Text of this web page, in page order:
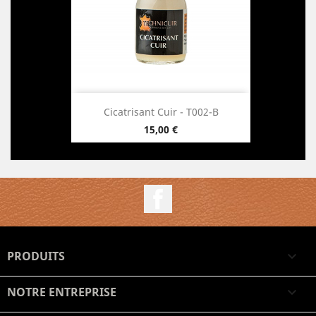
Cicatrisant Cuir - T002-B
Prix
15,00 €
Facebook
PRODUITS 
NOTRE ENTREPRISE 